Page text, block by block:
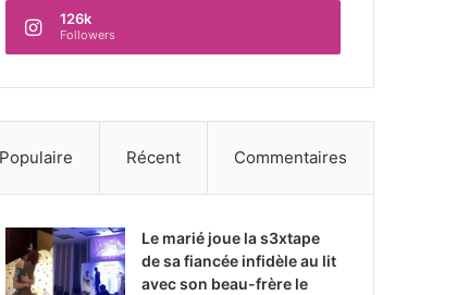
126k
Followers
Populaire Récent Commentaires
Le marié joue la s3xtape
de sa fiancée infidèle au lit
avec son beau-frère le